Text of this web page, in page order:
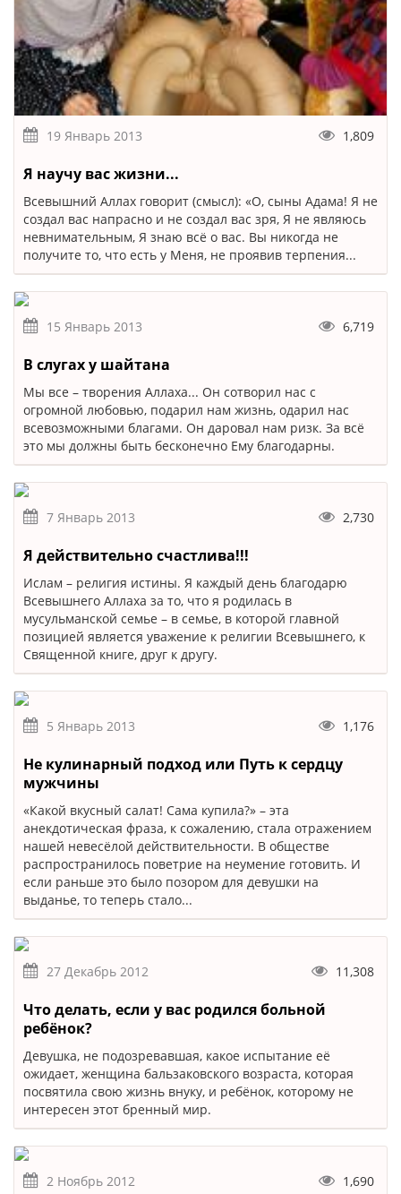
19 Январь 2013 1,809
Я научу вас жизни...
Всевышний Аллах говорит (смысл): «О, сыны Адама! Я не
создал вас напрасно и не создал вас зря, Я не являюсь
невнимательным, Я знаю всё о вас. Вы никогда не
получите то, что есть у Меня, не проявив терпения...
15 Январь 2013 6,719
В слугах у шайтана
Мы все – творения Аллаха... Он сотворил нас с
огромной любовью, подарил нам жизнь, одарил нас
всевозможными благами. Он даровал нам ризк. За всё
это мы должны быть бесконечно Ему благодарны.
7 Январь 2013 2,730
Я действительно счастлива!!!
Ислам – религия истины. Я каждый день благодарю
Всевышнего Аллаха за то, что я родилась в
мусульманской семье – в семье, в которой главной
позицией является уважение к религии Всевышнего, к
Священной книге, друг к другу.
5 Январь 2013 1,176
Не кулинарный подход или Путь к сердцу
мужчины
«Какой вкусный салат! Сама купила?» – эта
анекдотическая фраза, к сожалению, стала отражением
нашей невесёлой действительности. В обществе
распространилось поветрие на неумение готовить. И
если раньше это было позором для девушки на
выданье, то теперь стало...
27 Декабрь 2012 11,308
Что делать, если у вас родился больной
ребёнок?
Девушка, не подозревавшая, какое испытание её
ожидает, женщина бальзаковского возраста, которая
посвятила свою жизнь внуку, и ребёнок, которому не
интересен этот бренный мир.
2 Ноябрь 2012 1,690